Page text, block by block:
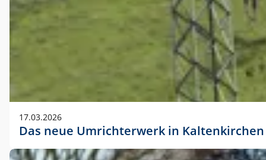
17.03.2026
Das neue Umrichterwerk in Kaltenkirchen